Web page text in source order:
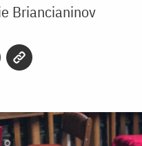
Briancianinov